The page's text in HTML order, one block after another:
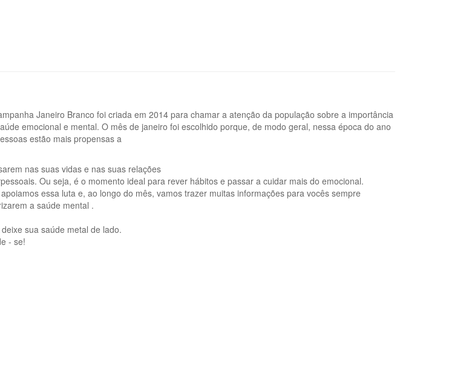
Janeiro Branco foi criada em 2014 para chamar a atenção da população sobre a importância
emocional e mental. O mês de janeiro foi escolhido porque, de modo geral, nessa época do ano
estão mais propensas a
nas suas vidas e nas suas relações
Ou seja, é o momento ideal para rever hábitos e passar a cuidar mais do emocional.
essa luta e, ao longo do mês, vamos trazer muitas informações para vocês sempre
a saúde mental .
deixe sua saúde metal de lado.
- se!